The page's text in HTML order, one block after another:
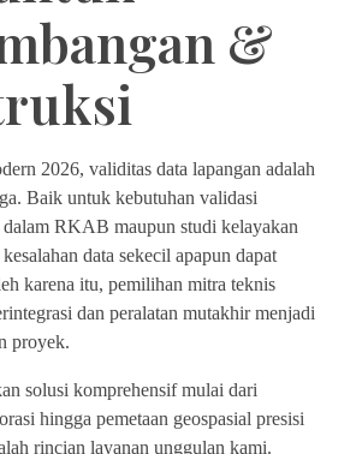
&
2026, validitas data lapangan adalah
Baik untuk kebutuhan validasi
dalam RKAB maupun studi kelayakan
data sekecil apapun dapat
karena itu, pemilihan mitra teknis
dan peralatan mutakhir menjadi
proyek.
solusi komprehensif mulai dari
hingga pemetaan geospasial presisi
rincian layanan unggulan kami.